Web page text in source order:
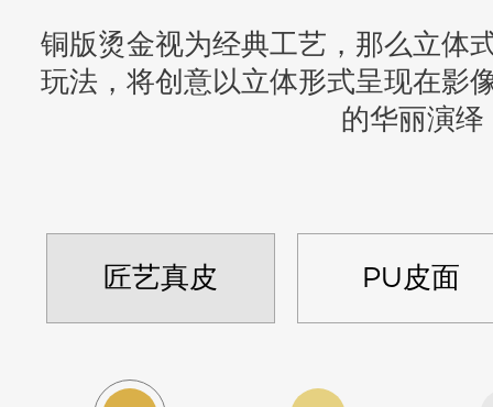
铜版烫金视为经典工艺，那么立体
玩法，将创意以立体形式呈现在影
的华丽演绎
匠艺真皮 PU皮面